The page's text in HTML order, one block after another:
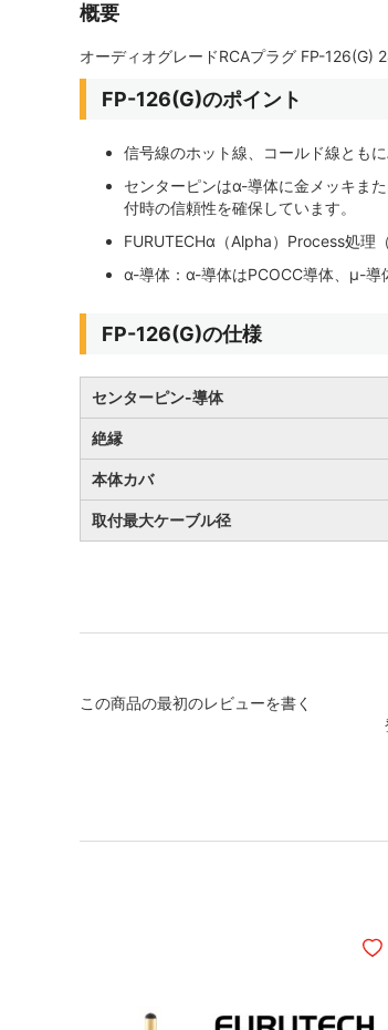
概要
オーディオグレードRCAプラグ FP-126(G)
FP-126(G)のポイント
信号線のホット線、コールド線ともに
センターピンはα-導体に金メッキま
付時の信頼性を確保しています。
FURUTECHα（Alpha）Process処理
α-導体：α-導体はPCOCC導体、μ-導
FP-126(G)の仕様
センターピン-導体
絶縁
本体カバ
取付最大ケーブル径
この商品の最初のレビューを書く
ほ